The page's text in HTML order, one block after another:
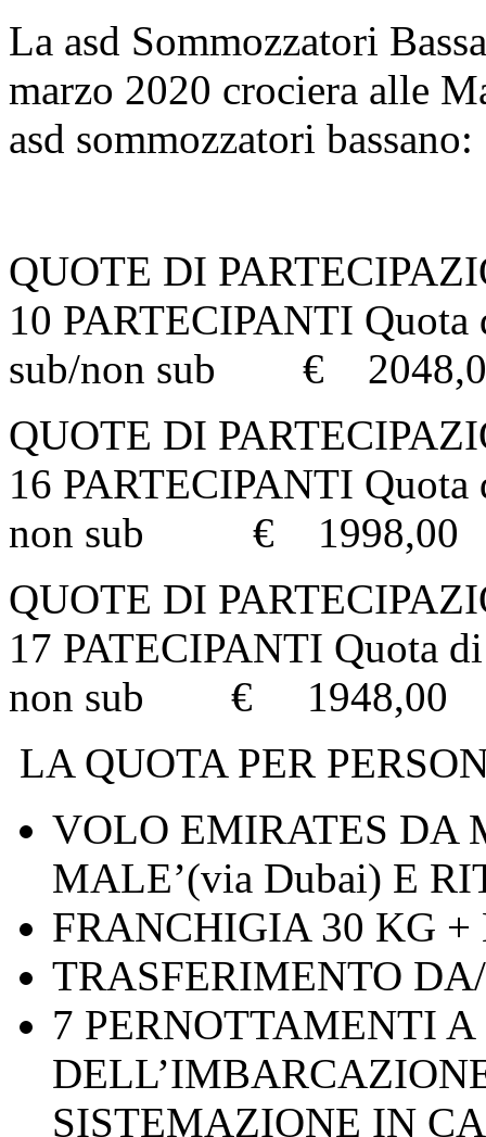
La asd Sommozzatori
marzo 2020 crociera alle
asd sommozzatori bassano:
QUOTE DI
10 PARTECIPANTI
sub/non sub €
QUOTE DI
16 PARTECIPANTI
non sub € 1998,00
QUOTE DI
17 PATECIPANTI Quota
non sub € 1948,00
LA QUOTA PER
VOLO EMIRATES DA
MALE’(via Dubai) E
FRANCHIGIA 30 KG
TRASFERIMENTO
7 PERNOTTAMENTI A
SISTEMAZIONE IN